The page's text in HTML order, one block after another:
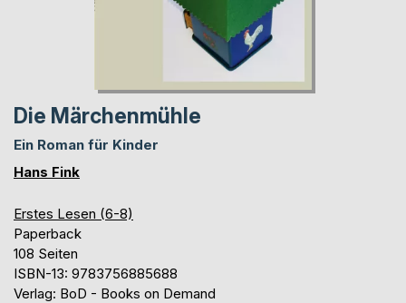
Die Märchenmühle
Ein Roman für Kinder
Hans Fink
Erstes Lesen (6-8)
Paperback
108 Seiten
ISBN-13: 9783756885688
Verlag: BoD - Books on Demand